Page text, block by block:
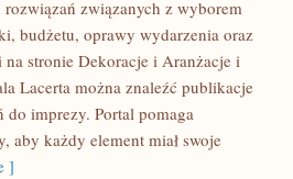
związanych z wyborem
budżetu, oprawy wydarzenia oraz
na stronie Dekoracje i Aranżacje i
Lacerta można znaleźć publikacje
do imprezy. Portal pomaga
aby każdy element miał swoje
]